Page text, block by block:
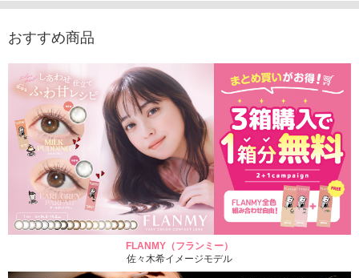
おすすめ商品
FLANMY（フランミー）
佐々木希イメージモデル